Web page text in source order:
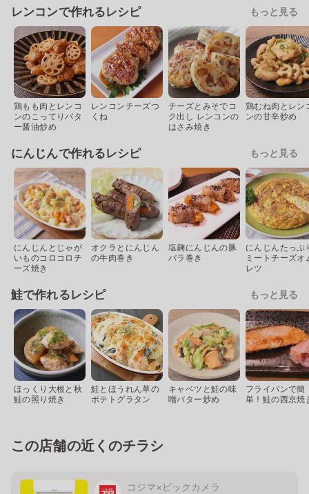
レンコンで作れるレシピ もっと見る
鶏もも肉とレンコ
ンのこってりバタ
ー醤油炒め
レンコンチーズつ
くね
チーズとみそでコ
ク出し レンコンの
はさみ焼き
鶏むね肉とレン
ンの甘辛炒め
にんじんで作れるレシピ もっと見る
にんじんとじゃが
いものコロコロチ
ーズ焼き
オクラとにんじん
の牛肉巻き
塩麹にんじんの豚
バラ巻き
にんじんたっぷ
ミートチーズオ
レツ
鮭で作れるレシピ もっと見る
ほっくり大根と秋
鮭の照り焼き
鮭とほうれん草の
ポテトグラタン
キャベツと鮭の味
噌バター炒め
フライパンで簡
単！鮭の西京焼
この店舗の近くのチラシ
コジマ×ビックカメラ